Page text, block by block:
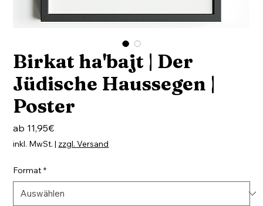
Birkat ha'bajt | Der
Jüdische Haussegen |
Poster
ab 11,95€Sale-
Preis
inkl. MwSt. | zzgl. Versand
Format *